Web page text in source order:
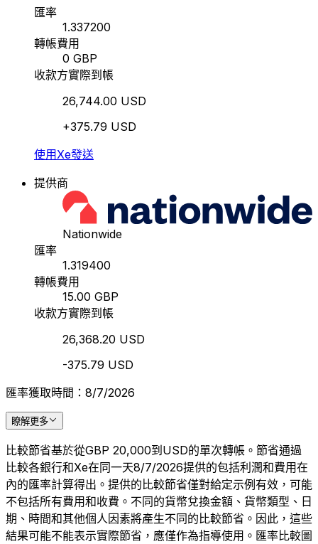
匯率
1.337200
轉帳費用
0 GBP
收款方實際到帳
26,744.00 USD
+375.79 USD
使用Xe發送
提供商
Nationwide
匯率
1.319400
轉帳費用
15.00 GBP
收款方實際到帳
26,368.20 USD
-375.79 USD
匯率獲取時間：8/7/2026
瞭解更多
比較節省基於從GBP 20,000到USD的單次轉帳。節省通過
比較各銀行和Xe在同一天8/7/2026提供的包括利潤和費用在
內的匯率計算得出。提供的比較節省僅對給定示例有效，可能
不包括所有費用和收費。不同的貨幣兌換金額、貨幣類型、日
期、時間和其他個人因素將產生不同的比較節省。因此，這些
結果可能不能表示實際節省，應僅作為指導使用。匯率比較圖